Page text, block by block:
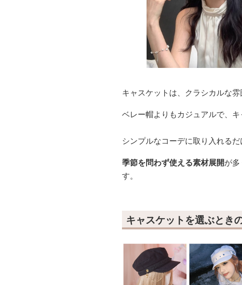
キャスケットは、クラシカルな
ベレー帽よりもカジュアルで、
シンプルなコーデに取り入れる
季節を問わず使える素材展開が
す。
キャスケットを選ぶとき